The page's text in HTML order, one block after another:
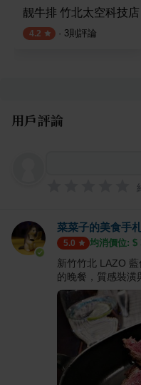
靓牛排 竹北太空科技店
4.2 · 3則評論
用戶評論
菜菜子的美食手
5.0 均消價位: $
新竹竹北 LAZO
的晚餐，質感裝潢